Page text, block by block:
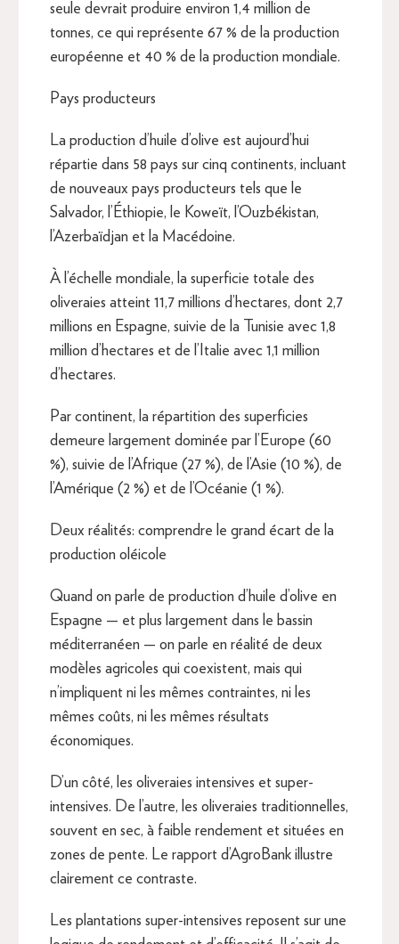
seule devrait produire environ 1,4 million de
tonnes, ce qui représente 67 % de la production
européenne et 40 % de la production mondiale.
Pays producteurs
La production d’huile d’olive est aujourd’hui
répartie dans 58 pays sur cinq continents, incluant
de nouveaux pays producteurs tels que le
Salvador, l’Éthiopie, le Koweït, l’Ouzbékistan,
l’Azerbaïdjan et la Macédoine.
À l’échelle mondiale, la superficie totale des
oliveraies atteint 11,7 millions d’hectares, dont 2,7
millions en Espagne, suivie de la Tunisie avec 1,8
million d’hectares et de l’Italie avec 1,1 million
d’hectares.
Par continent, la répartition des superficies
demeure largement dominée par l’Europe (60
%), suivie de l’Afrique (27 %), de l’Asie (10 %), de
l’Amérique (2 %) et de l’Océanie (1 %).
Deux réalités: comprendre le grand écart de la
production oléicole
Quand on parle de production d’huile d’olive en
Espagne — et plus largement dans le bassin
méditerranéen — on parle en réalité de deux
modèles agricoles qui coexistent, mais qui
n’impliquent ni les mêmes contraintes, ni les
mêmes coûts, ni les mêmes résultats
économiques.
D’un côté, les oliveraies intensives et super-
intensives. De l’autre, les oliveraies traditionnelles,
souvent en sec, à faible rendement et situées en
zones de pente. Le rapport d’AgroBank illustre
clairement ce contraste.
Les plantations super-intensives reposent sur une